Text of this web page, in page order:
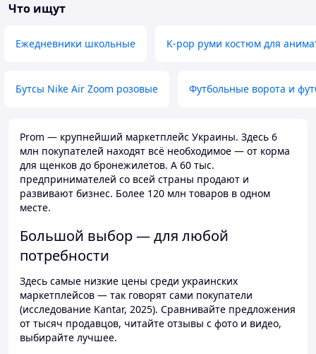
Что ищут
Ежедневники школьные K-pop руми костюм для
Бутсы Nike Air Zoom розовые Футбольные ворота и
Prom — крупнейший маркетплейс Украины. Здесь 6
млн покупателей находят всё необходимое — от корма
для щенков до бронежилетов. А 60 тыс.
предпринимателей со всей страны продают и
развивают бизнес. Более 120 млн товаров в одном
месте.
Большой выбор — для любой
потребности
Здесь самые низкие цены среди украинских
маркетплейсов — так говорят сами покупатели
(исследование Kantar, 2025). Сравнивайте предложения
от тысяч продавцов, читайте отзывы с фото и видео,
выбирайте лучшее.